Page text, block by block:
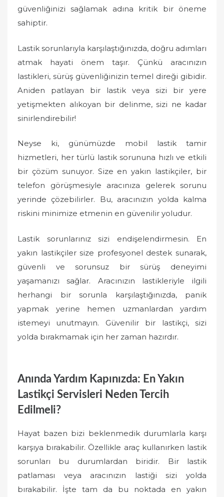
güvenliğinizi sağlamak adına kritik bir öneme
sahiptir.
Lastik sorunlarıyla karşılaştığınızda, doğru adımları
atmak hayati önem taşır. Çünkü aracınızın
lastikleri, sürüş güvenliğinizin temel direği gibidir.
Aniden patlayan bir lastik veya sizi bir yere
yetişmekten alıkoyan bir delinme, sizi ne kadar
sinirlendirebilir!
Neyse ki, günümüzde mobil lastik tamir
hizmetleri, her türlü lastik sorununa hızlı ve etkili
bir çözüm sunuyor. Size en yakın lastikçiler, bir
telefon görüşmesiyle aracınıza gelerek sorunu
yerinde çözebilirler. Bu, aracınızın yolda kalma
riskini minimize etmenin en güvenilir yoludur.
Lastik sorunlarınız sizi endişelendirmesin. En
yakın lastikçiler size profesyonel destek sunarak,
güvenli ve sorunsuz bir sürüş deneyimi
yaşamanızı sağlar. Aracınızın lastikleriyle ilgili
herhangi bir sorunla karşılaştığınızda, panik
yapmak yerine hemen uzmanlardan yardım
istemeyi unutmayın. Güvenilir bir lastikçi, sizi
yolda bırakmamak için her zaman hazırdır.
Anında Yardım Kapınızda: En Yakın
Lastikçi Servisleri Neden Tercih
Edilmeli?
Hayat bazen bizi beklenmedik durumlarla karşı
karşıya bırakabilir. Özellikle araç kullanırken lastik
sorunları bu durumlardan biridir. Bir lastik
patlaması veya aracınızın lastiği sizi yolda
bırakabilir. İşte tam da bu noktada en yakın